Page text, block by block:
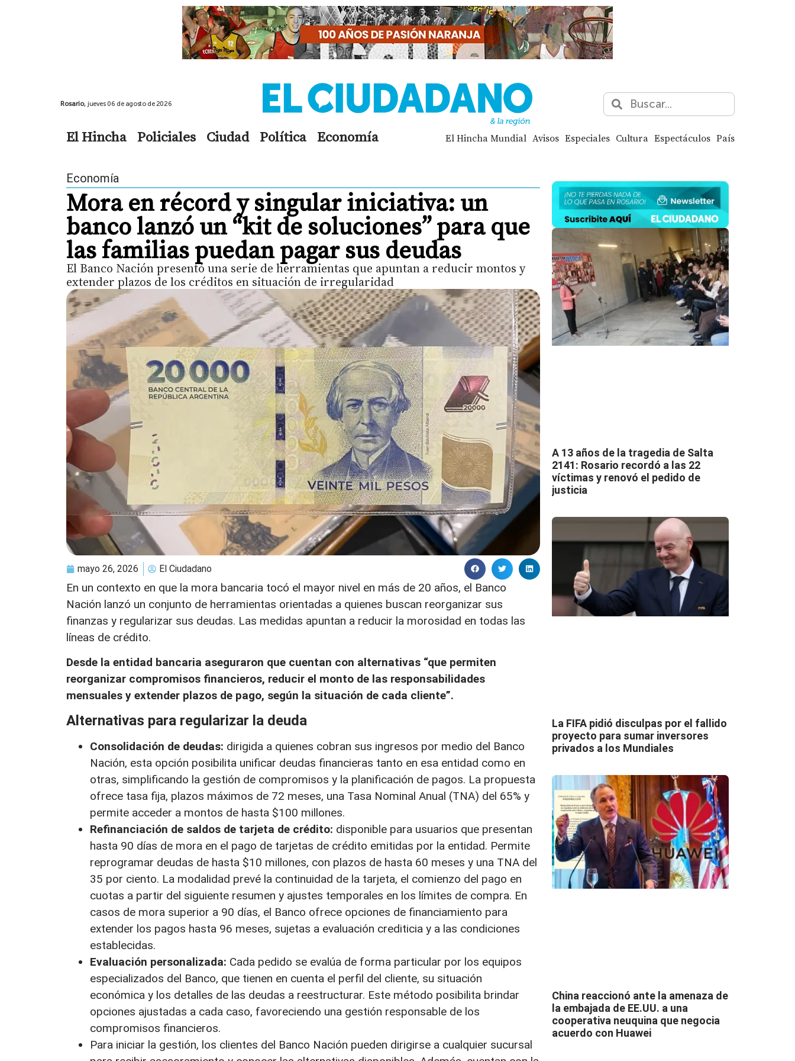
Rosario, jueves 06 de agosto de 2026
El Hincha Policiales Ciudad Política Economía El Hincha Mundial Avisos Especiales Cultura Espectáculos País
Economía
Mora en récord y singular iniciativa: un
banco lanzó un “kit de soluciones” para que
las familias puedan pagar sus deudas
El Banco Nación presentó una serie de herramientas que apuntan a reducir montos y
extender plazos de los créditos en situación de irregularidad
mayo 26, 2026 El Ciudadano
En un contexto en que la mora bancaria tocó el mayor nivel en más de 20 años, el Banco
Nación lanzó un conjunto de herramientas orientadas a quienes buscan reorganizar sus
finanzas y regularizar sus deudas. Las medidas apuntan a reducir la morosidad en todas las
líneas de crédito.
Desde la entidad bancaria aseguraron que cuentan con alternativas “que permiten
reorganizar compromisos financieros, reducir el monto de las responsabilidades
mensuales y extender plazos de pago, según la situación de cada cliente”.
Alternativas para regularizar la deuda
Consolidación de deudas: dirigida a quienes cobran sus ingresos por medio del Banco
Nación, esta opción posibilita unificar deudas financieras tanto en esa entidad como en
otras, simplificando la gestión de compromisos y la planificación de pagos. La propuesta
ofrece tasa fija, plazos máximos de 72 meses, una Tasa Nominal Anual (TNA) del 65% y
permite acceder a montos de hasta $100 millones.
Refinanciación de saldos de tarjeta de crédito: disponible para usuarios que presentan
hasta 90 días de mora en el pago de tarjetas de crédito emitidas por la entidad. Permite
reprogramar deudas de hasta $10 millones, con plazos de hasta 60 meses y una TNA del
35 por ciento. La modalidad prevé la continuidad de la tarjeta, el comienzo del pago en
cuotas a partir del siguiente resumen y ajustes temporales en los límites de compra. En
casos de mora superior a 90 días, el Banco ofrece opciones de financiamiento para
extender los pagos hasta 96 meses, sujetas a evaluación crediticia y a las condiciones
establecidas.
Evaluación personalizada: Cada pedido se evalúa de forma particular por los equipos
especializados del Banco, que tienen en cuenta el perfil del cliente, su situación
económica y los detalles de las deudas a reestructurar. Este método posibilita brindar
opciones ajustadas a cada caso, favoreciendo una gestión responsable de los
compromisos financieros.
Para iniciar la gestión, los clientes del Banco Nación pueden dirigirse a cualquier sucursal
A 13 años de la tragedia de Salta
2141: Rosario recordó a las 22
víctimas y renovó el pedido de
justicia
La FIFA pidió disculpas por el fallido
proyecto para sumar inversores
privados a los Mundiales
China reaccionó ante la amenaza de
la embajada de EE.UU. a una
cooperativa neuquina que negocia
acuerdo con Huawei